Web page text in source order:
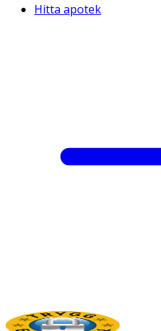
Hitta apotek